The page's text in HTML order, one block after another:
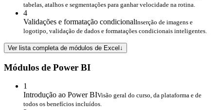
tabelas, atalhos e segmentações para ganhar velocidade na rotina.
4
Validações e formatação condicionalInserção de imagens e
logotipo, validação de dados e formatações condicionais inteligentes.
Ver lista completa de módulos de Excel ↓
Módulos de Power BI
1
Introdução ao Power BIVisão geral do curso, da plataforma e de
todos os benefícios incluídos.